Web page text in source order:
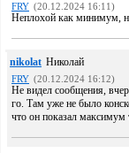
FRY (20.12.2024 16:11)
Неплохой как минимум,
nikolat Николай
FRY (20.12.2024 16:12)
Не видел сообщения,
го. Там уже не было
что он показал